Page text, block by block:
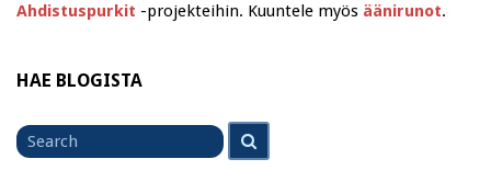
Ahdistuspurkit -projekteihin. Kuuntele myös äänirunot.
HAE BLOGISTA
Search
for